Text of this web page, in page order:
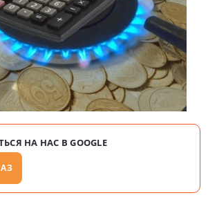
НА НАС В GOOGLE